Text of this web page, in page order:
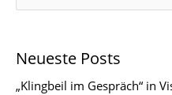
Neueste Posts
„Klingbeil im Gespräch“ in